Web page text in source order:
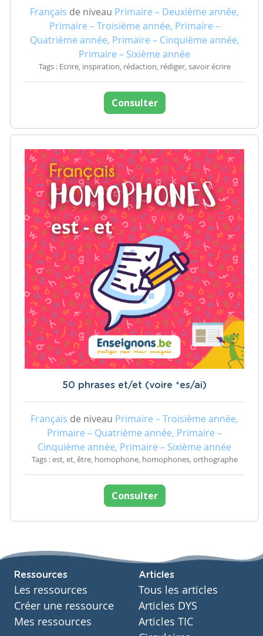
Français de niveau Primaire – Deuxième année,
Primaire – Troisième année, Primaire –
Quatrième année, Primaire – Cinquième année,
Primaire – Sixième année
Tags : Ecrire, inspiration, rédaction, rédiger, savoir écrire
Consulter
50 phrases et/et (voire *es/ai)
Français de niveau Primaire – Troisième année,
Primaire – Quatrième année, Primaire –
Cinquième année, Primaire – Sixième année
Tags : est, et, être, homophone, homophones, orthographe
Consulter
Ressources
Les ressources
Créer une ressource
Mes ressources
Articles
Tous les articles
Articles DYS
Articles TIC